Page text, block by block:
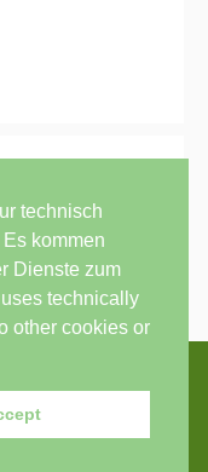
technisch
kommen
Dienste zum
technically
other cookies or